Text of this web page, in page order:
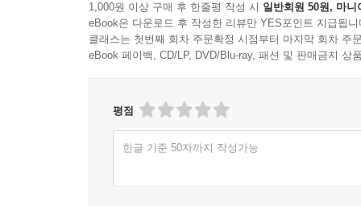
1,000원 이상 구매 후 한줄평 작성 시 일반회원 50원, 마니
eBook은 다운로드 후 작성한 리뷰만 YES포인트 지급됩니
클래스는 첫번째 회차 주문확정 시점부터 마지막 회차 주
eBook 페이백, CD/LP, DVD/Blu-ray, 패션 및 판매금지 상
평점
한글 기준 50자까지 작성가능